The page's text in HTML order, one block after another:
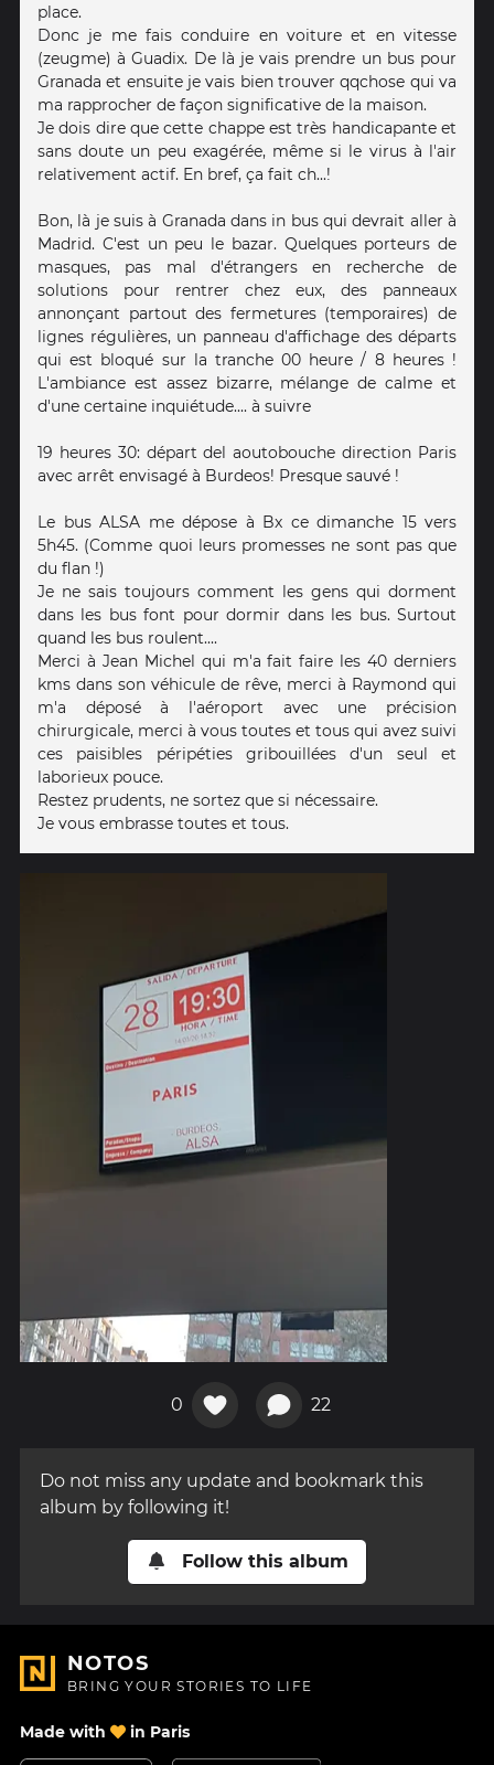
place.
Donc je me fais conduire en voiture et en vitesse
(zeugme) à Guadix. De là je vais prendre un bus pour
Granada et ensuite je vais bien trouver qqchose qui va
ma rapprocher de façon significative de la maison.
Je dois dire que cette chappe est très handicapante et
sans doute un peu exagérée, même si le virus à l'air
relativement actif. En bref, ça fait ch...!
Bon, là je suis à Granada dans in bus qui devrait aller à
Madrid. C'est un peu le bazar. Quelques porteurs de
masques, pas mal d'étrangers en recherche de
solutions pour rentrer chez eux, des panneaux
annonçant partout des fermetures (temporaires) de
lignes régulières, un panneau d'affichage des départs
qui est bloqué sur la tranche 00 heure / 8 heures !
L'ambiance est assez bizarre, mélange de calme et
d'une certaine inquiétude.... à suivre
19 heures 30: départ del aoutobouche direction Paris
avec arrêt envisagé à Burdeos! Presque sauvé !
Le bus ALSA me dépose à Bx ce dimanche 15 vers
5h45. (Comme quoi leurs promesses ne sont pas que
du flan !)
Je ne sais toujours comment les gens qui dorment
dans les bus font pour dormir dans les bus. Surtout
quand les bus roulent....
Merci à Jean Michel qui m'a fait faire les 40 derniers
kms dans son véhicule de rêve, merci à Raymond qui
m'a déposé à l'aéroport avec une précision
chirurgicale, merci à vous toutes et tous qui avez suivi
ces paisibles péripéties gribouillées d'un seul et
laborieux pouce.
Restez prudents, ne sortez que si nécessaire.
Je vous embrasse toutes et tous.
0 22
Do not miss any update and bookmark this
album by following it!
Follow this album
NOTOS
BRING YOUR STORIES TO LIFE
Made with in Paris